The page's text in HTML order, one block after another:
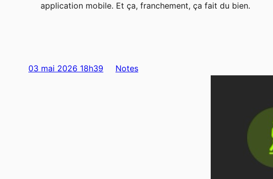
application mobile. Et ça, franchement, ça fait du bien.
03 mai 2026 18h39 Notes